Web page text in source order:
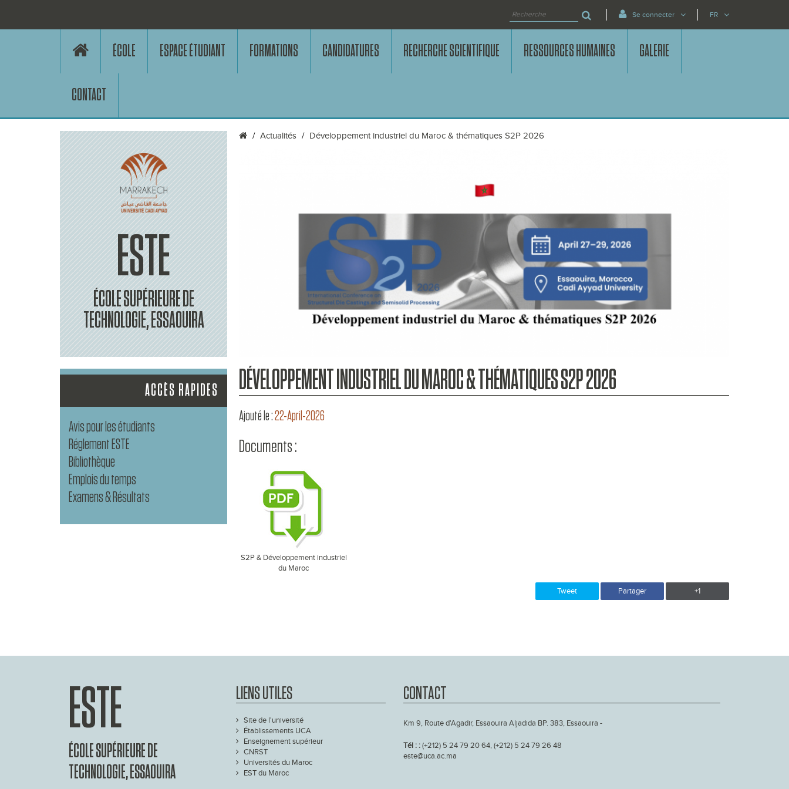
FR
Se connecter
ÉCOLE ESPACE ÉTUDIANT FORMATIONS CANDIDATURES RECHERCHE SCIENTIFIQUE RESSOURCES HUMAINES GALERIE
CONTACT
ESTE
ÉCOLE SUPÉRIEURE DE
TECHNOLOGIE, ESSAOUIRA
ACCÈS RAPIDES
Avis pour les étudiants
Réglement ESTE
Bibliothèque
Emplois du temps
Examens & Résultats
Actualités Développement industriel du Maroc & thématiques S2P 2026
DÉVELOPPEMENT INDUSTRIEL DU MAROC & THÉMATIQUES S2P 2026
Ajouté le :22-April-2026
Documents :
S2P & Développement industriel
du Maroc
Tweet Partager +1
ESTE
ÉCOLE SUPÉRIEURE DE
TECHNOLOGIE, ESSAOUIRA
LIENS UTILES
Site de l'université
Établissements UCA
Enseignement supérieur
CNRST
Universités du Maroc
EST du Maroc
CONTACT
Km 9, Route d'Agadir, Essaouira Aljadida BP. 383, Essaouira -
Tél : :(+212) 5 24 79 20 64, (+212) 5 24 79 26 48
este@uca.ac.ma